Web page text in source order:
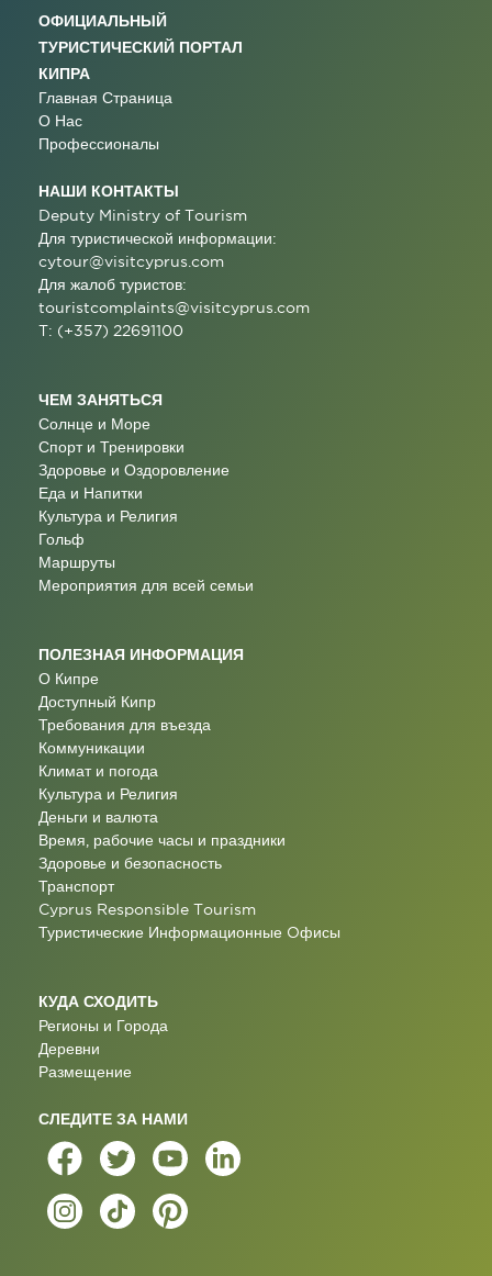
ОФИЦИАЛЬНЫЙ
ТУРИСТИЧЕСКИЙ ПОРТАЛ
КИПРА
Главная Страница
О Нас
Профессионалы
НАШИ КОНТАКТЫ
Deputy Ministry of Tourism
Для туристической информации:
cytour@visitcyprus.com
Для жалоб туристов:
touristcomplaints@visitcyprus.com
T: (+357) 22691100
ЧЕМ ЗАНЯТЬСЯ
Солнце и Море
Спорт и Тренировки
Здоровье и Оздоровление
Еда и Напитки
Культура и Религия
Гольф
Маршруты
Мероприятия для всей семьи
ПОЛЕЗНАЯ ИНФОРМАЦИЯ
О Кипре
Доступный Кипр
Требования для въезда
Коммуникации
Климат и погода
Культура и Религия
Деньги и валюта
Время, рабочие часы и праздники
Здоровье и безопасность
Транспорт
Cyprus Responsible Tourism
Туристические Информационные Oфисы
КУДА СХОДИТЬ
Регионы и Города
Деревни
Размещение
СЛЕДИТЕ ЗА НАМИ